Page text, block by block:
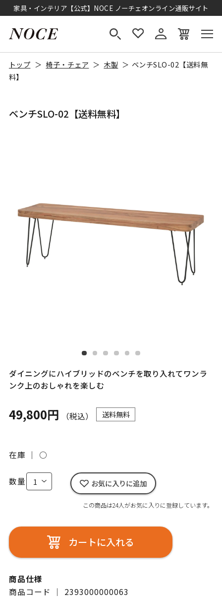
家具・インテリア【公式】NOCE ノーチェオンライン通販サイト
トップ 椅子・チェア 木製
ベンチSLO-02【送料無
料】
ベンチSLO-02【送料無料】
ダイニングにハイブリッドのベンチを取り入れてワンラ
ンク上のおしゃれを楽しむ
49,800円 （税込） 送料無料
在庫 ｜ ○
数量 お気に入りに追加
この商品は24人がお気に入りに登録しています。
カートに入れる
商品仕様
商品コード ｜ 2393000000063